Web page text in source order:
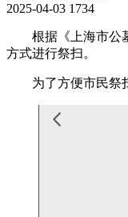
2025-04-03 1734
根据《上海市公
方式进行祭扫。
为了方便市民祭